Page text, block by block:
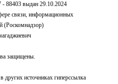
88403 выдан 29.10.2024
связи, информационных
(Роскомнадзор)
защищены.
источниках гиперссылка